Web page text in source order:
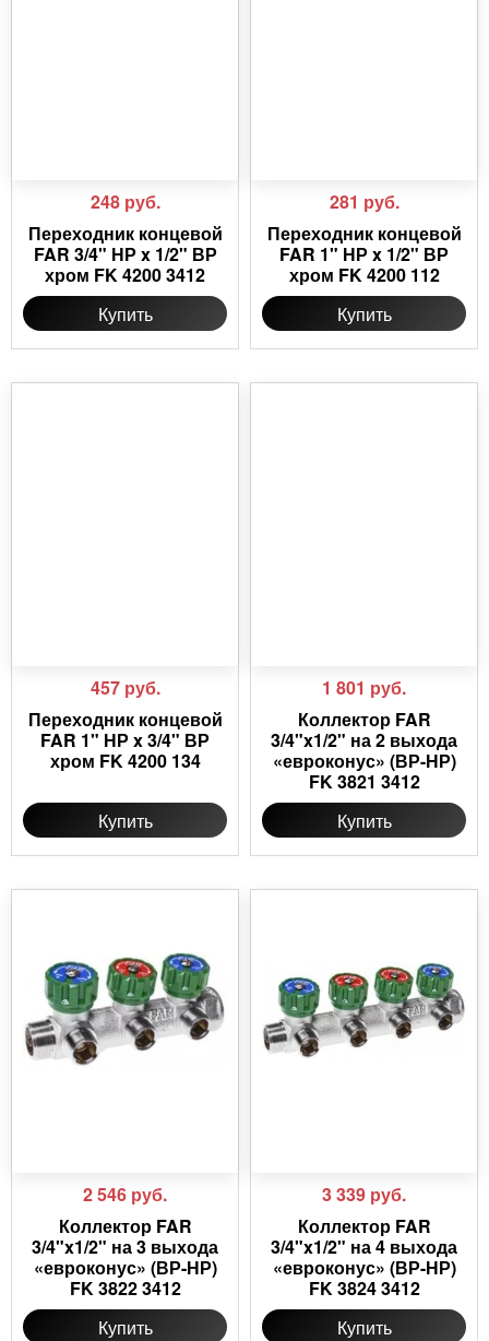
248 руб.
Переходник концевой
FAR 3/4" НР x 1/2" ВР
хром FK 4200 3412
Купить
281 руб.
Переходник концевой
FAR 1" НР x 1/2" ВР
хром FK 4200 112
Купить
457 руб.
Переходник концевой
FAR 1" НР x 3/4" ВР
хром FK 4200 134
Купить
1 801 руб.
Коллектор FAR
3/4"x1/2" на 2 выхода
«евроконус» (ВР-НР)
FK 3821 3412
Купить
2 546 руб.
Коллектор FAR
3/4"x1/2" на 3 выхода
«евроконус» (ВР-НР)
FK 3822 3412
Купить
3 339 руб.
Коллектор FAR
3/4"x1/2" на 4 выхода
«евроконус» (ВР-НР)
FK 3824 3412
Купить